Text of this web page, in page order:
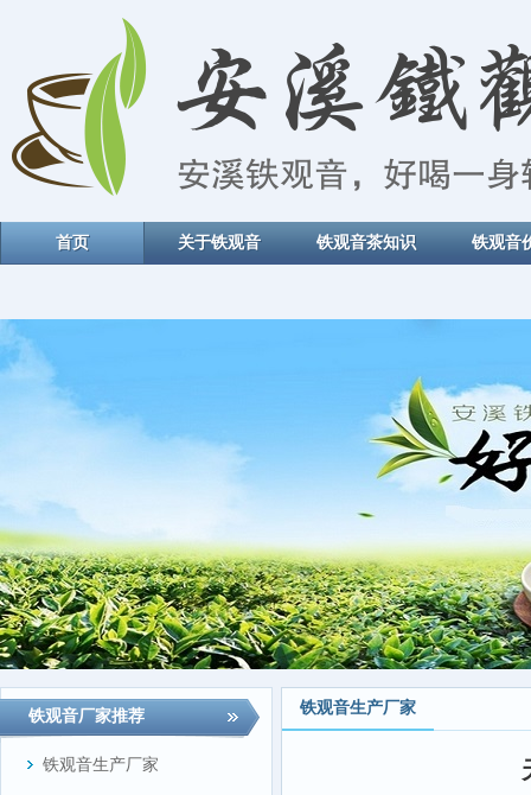
首页 关于铁观音 铁观音茶知识 铁观音
铁观音厂家推荐
铁观音生产厂家
铁观音生产厂家